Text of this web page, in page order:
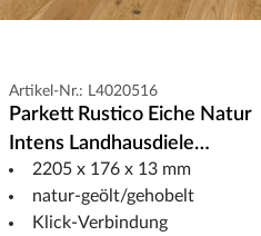
Artikel-Nr.: L4020516
Parkett Rustico Eiche Natur
Intens Landhausdiele
gehobelt
2205 x 176 x 13 mm
natur-geölt/gehobelt
Klick-Verbindung